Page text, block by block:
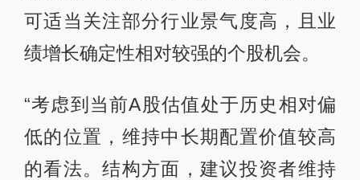
可适当关注部分行业景气度高，且业
绩增长确定性相对较强的个股机会。
“考虑到当前A股估值处于历史相对偏
低的位置，维持中长期配置价值较高
的看法。结构方面，建议投资者维持